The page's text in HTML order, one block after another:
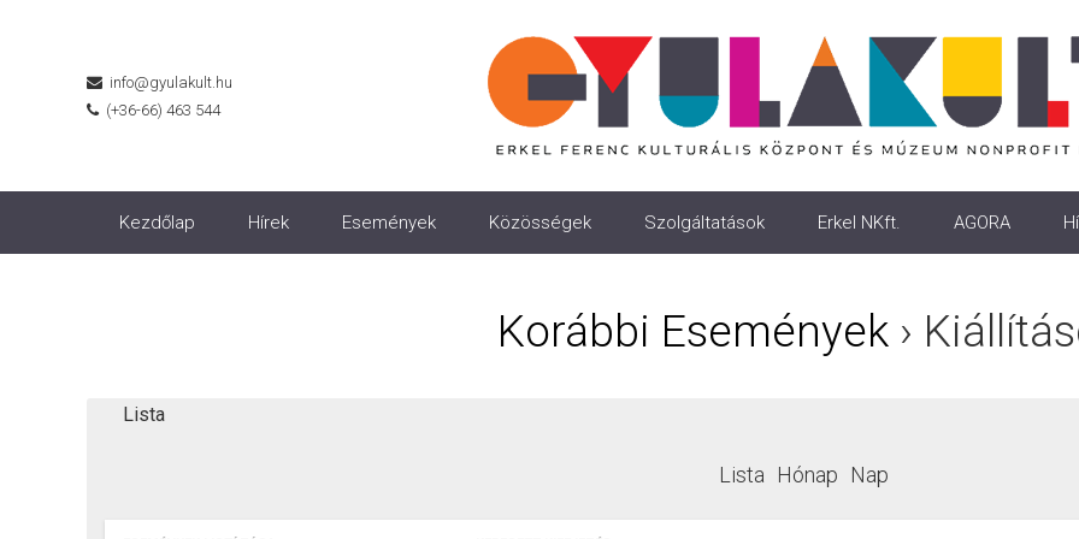
info@gyulakult.hu
(+36-66) 463 544
Kezdőlap Hírek Események Közösségek Szolgáltatások Erkel NKft. AGORA
Korábbi Események›
Lista
Lista Hónap Nap